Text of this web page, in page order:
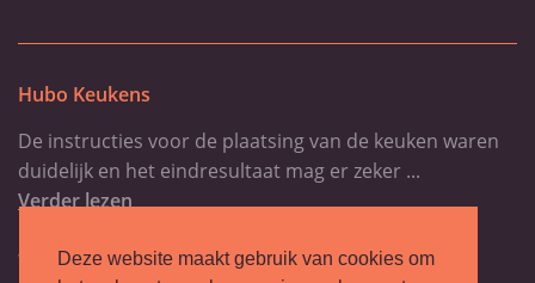
Deze website maakt gebruik van cookies om
Hubo Keukens
De instructies voor de plaatsing van de keuken waren
duidelijk en het eindresultaat mag er zeker ...
Verder lezen
-Vandeputte Erwin